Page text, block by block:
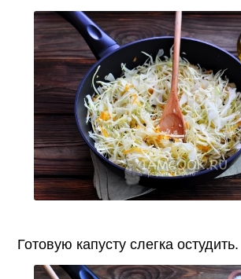
Готовую капусту слегка остудить.